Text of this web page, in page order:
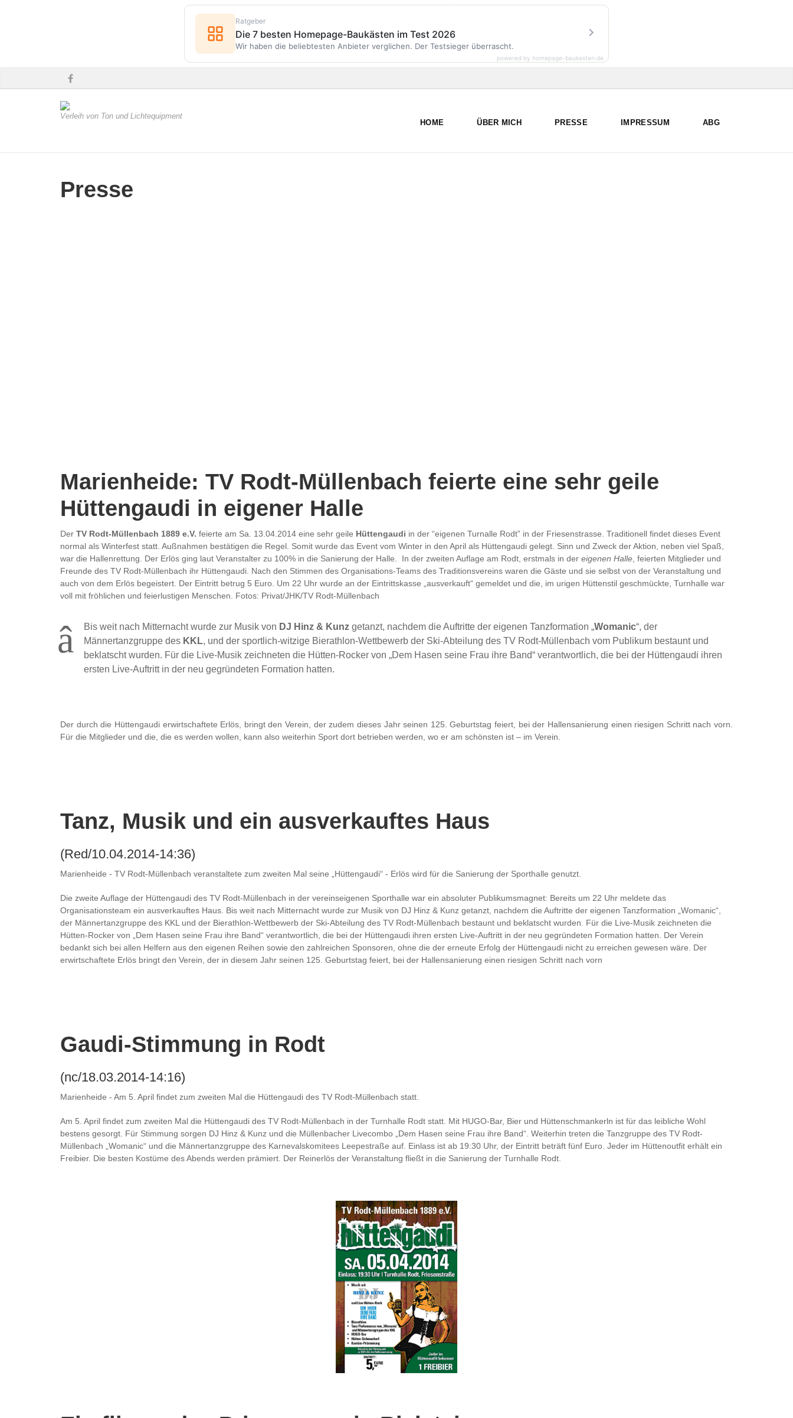
Verleih von Ton und Lichtequipment
HOME ÜBER MICH PRESSE IMPRESSUM ABG
Presse
Marienheide: TV Rodt-Müllenbach feierte eine sehr geile
Hüttengaudi in eigener Halle
Der TV Rodt-Müllenbach 1889 e.V. feierte am Sa. 13.04.2014 eine sehr geile Hüttengaudi in der “eigenen Turnalle Rodt” in der Friesenstrasse. Traditionell findet dieses Event
normal als Winterfest statt. Außnahmen bestätigen die Regel. Somit wurde das Event vom Winter in den April als Hüttengaudi gelegt. Sinn und Zweck der Aktion, neben viel Spaß,
war die Hallenrettung. Der Erlös ging laut Veranstalter zu 100% in die Sanierung der Halle. In der zweiten Auflage am Rodt, erstmals in der eigenen Halle , feierten Mitglieder und
Freunde des TV Rodt-Müllenbach ihr Hüttengaudi. Nach den Stimmen des Organisations-Teams des Traditionsvereins waren die Gäste und sie selbst von der Veranstaltung und
auch von dem Erlös begeistert. Der Eintritt betrug 5 Euro. Um 22 Uhr wurde an der Eintrittskasse „ausverkauft“ gemeldet und die, im urigen Hüttenstil geschmückte, Turnhalle war
voll mit fröhlichen und feierlustigen Menschen. Fotos: Privat/JHK/TV Rodt-Müllenbach
Bis weit nach Mitternacht wurde zur Musik von DJ Hinz & Kunz getanzt, nachdem die Auftritte der eigenen Tanzformation „Womanic“, der
Männertanzgruppe des KKL, und der sportlich-witzige Bierathlon-Wettbewerb der Ski-Abteilung des TV Rodt-Müllenbach vom Publikum bestaunt und
beklatscht wurden. Für die Live-Musik zeichneten die Hütten-Rocker von „Dem Hasen seine Frau ihre Band“ verantwortlich, die bei der Hüttengaudi ihren
ersten Live-Auftritt in der neu gegründeten Formation hatten.
Der durch die Hüttengaudi erwirtschaftete Erlös, bringt den Verein, der zudem dieses Jahr seinen 125. Geburtstag feiert, bei der Hallensanierung einen riesigen Schritt nach vorn.
Für die Mitglieder und die, die es werden wollen, kann also weiterhin Sport dort betrieben werden, wo er am schönsten ist – im Verein.
Tanz, Musik und ein ausverkauftes Haus
(Red/10.04.2014-14:36)
Marienheide - TV Rodt-Müllenbach veranstaltete zum zweiten Mal seine „Hüttengaudi“ - Erlös wird für die Sanierung der Sporthalle genutzt.
Die zweite Auflage der Hüttengaudi des TV Rodt-Müllenbach in der vereinseigenen Sporthalle war ein absoluter Publikumsmagnet: Bereits um 22 Uhr meldete das
Organisationsteam ein ausverkauftes Haus. Bis weit nach Mitternacht wurde zur Musik von DJ Hinz & Kunz getanzt, nachdem die Auftritte der eigenen Tanzformation „Womanic“,
der Männertanzgruppe des KKL und der Bierathlon-Wettbewerb der Ski-Abteilung des TV Rodt-Müllenbach bestaunt und beklatscht wurden. Für die Live-Musik zeichneten die
Hütten-Rocker von „Dem Hasen seine Frau ihre Band“ verantwortlich, die bei der Hüttengaudi ihren ersten Live-Auftritt in der neu gegründeten Formation hatten. Der Verein
bedankt sich bei allen Helfern aus den eigenen Reihen sowie den zahlreichen Sponsoren, ohne die der erneute Erfolg der Hüttengaudi nicht zu erreichen gewesen wäre. Der
erwirtschaftete Erlös bringt den Verein, der in diesem Jahr seinen 125. Geburtstag feiert, bei der Hallensanierung einen riesigen Schritt nach vorn
Gaudi-Stimmung in Rodt
(nc/18.03.2014-14:16)
Marienheide - Am 5. April findet zum zweiten Mal die Hüttengaudi des TV Rodt-Müllenbach statt.
Am 5. April findet zum zweiten Mal die Hüttengaudi des TV Rodt-Müllenbach in der Turnhalle Rodt statt. Mit HUGO-Bar, Bier und Hüttenschmankerln ist für das leibliche Wohl
bestens gesorgt. Für Stimmung sorgen DJ Hinz & Kunz und die Müllenbacher Livecombo „Dem Hasen seine Frau ihre Band“. Weiterhin treten die Tanzgruppe des TV Rodt-
Müllenbach „Womanic“ und die Männertanzgruppe des Karnevalskomitees Leepestraße auf. Einlass ist ab 19:30 Uhr, der Eintritt beträft fünf Euro. Jeder im Hüttenoutfit erhält ein
Freibier. Die besten Kostüme des Abends werden prämiert. Der Reinerlös der Veranstaltung fließt in die Sanierung der Turnhalle Rodt.
Ratgeber
Die 7 besten Homepage-Baukästen im Test 2026
Wir haben die beliebtesten Anbieter verglichen. Der Testsieger überrascht.
powered by homepage-baukasten.de